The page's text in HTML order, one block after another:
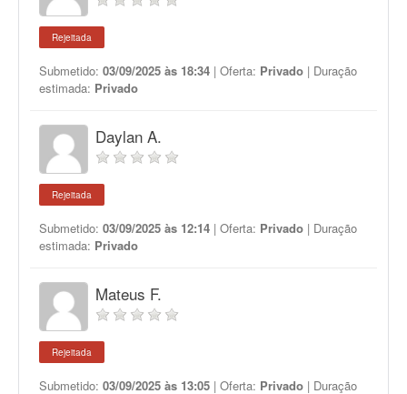
Rejeitada
Submetido: 03/09/2025 às 18:34 | Oferta: Privado | Duração
estimada: Privado
Daylan A.
Rejeitada
Submetido: 03/09/2025 às 12:14 | Oferta: Privado | Duração
estimada: Privado
Mateus F.
Rejeitada
Submetido: 03/09/2025 às 13:05 | Oferta: Privado | Duração